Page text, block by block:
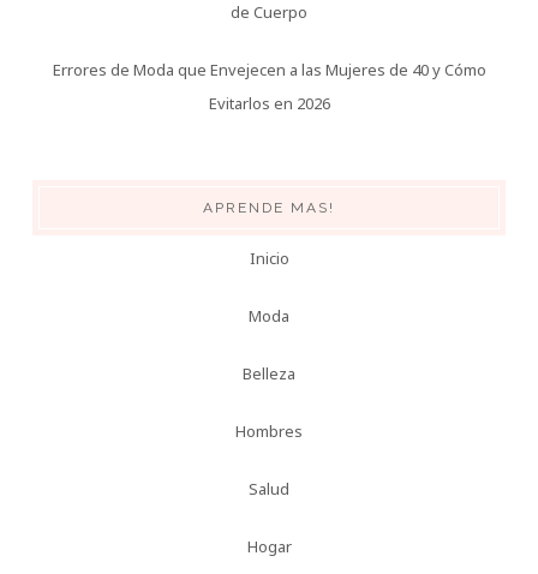
de Cuerpo
Errores de Moda que Envejecen a las Mujeres de 40 y Cómo
Evitarlos en 2026
APRENDE MAS!
Inicio
Moda
Belleza
Hombres
Salud
Hogar